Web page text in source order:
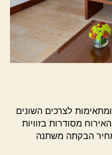
ומתאימות לצרכים השונים
מסודרות בזוויות
הבקתה משתנה